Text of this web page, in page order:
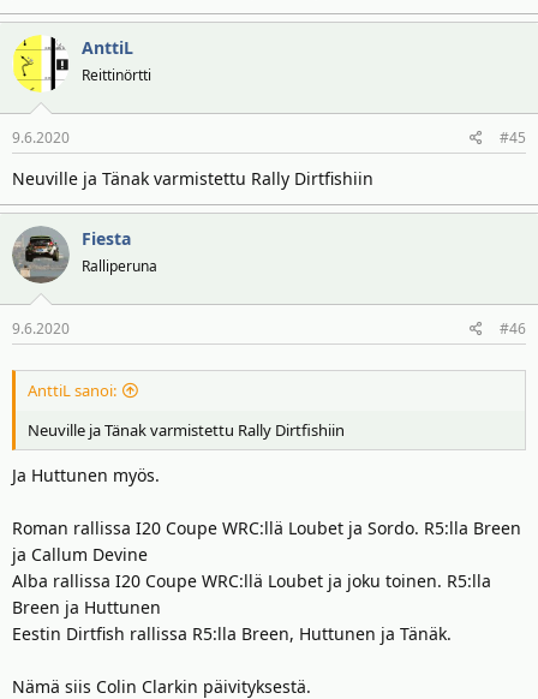
AnttiL
Reittinörtti
9.6.2020 #45
Neuville ja Tänak varmistettu Rally Dirtfishiin
Fiesta
Ralliperuna
9.6.2020 #46
AnttiL sanoi:
Neuville ja Tänak varmistettu Rally Dirtfishiin
Ja Huttunen myös.
Roman rallissa I20 Coupe WRC:llä Loubet ja Sordo. R5:lla Breen
ja Callum Devine
Alba rallissa I20 Coupe WRC:llä Loubet ja joku toinen. R5:lla
Breen ja Huttunen
Eestin Dirtfish rallissa R5:lla Breen, Huttunen ja Tänäk.
Nämä siis Colin Clarkin päivityksestä.